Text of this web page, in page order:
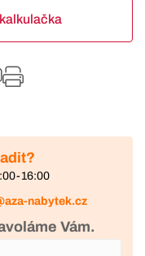
16:00
nabytek.cz
Vám.